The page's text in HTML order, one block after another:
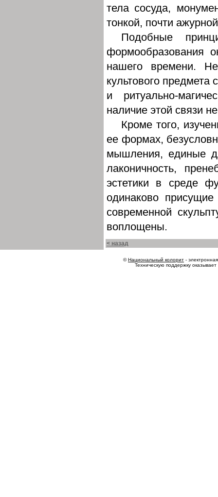
тела сосуда,
тонкой, почти
Подобные
формообразования
нашего времени.
культового
и ритуально-
наличие этой связи
Кроме того,
ее формах,
мышления, единые
лаконичность,
эстетики в среде
одинаково
современной
воплощены.
< назад
©Национальный колорит -
Техническую поддержку